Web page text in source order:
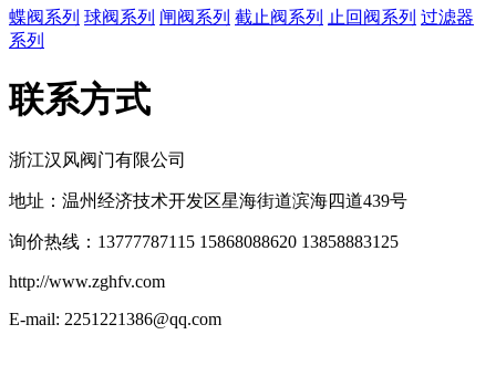
蝶阀系列 球阀系列 闸阀系列 截止阀系列 止回阀系列 过滤器
系列
联系方式
浙江汉风阀门有限公司
地址：温州经济技术开发区星海街道滨海四道439号
询价热线：13777787115 15868088620 13858883125
http://www.zghfv.com
E-mail: 2251221386@qq.com